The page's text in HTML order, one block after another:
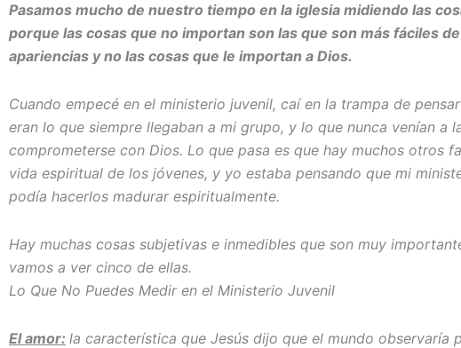
Pasamos mucho de nuestro tiempo en la iglesia midiendo las
porque las cosas que no importan son las que son más fáciles
apariencias y no las cosas que le importan a Dios.
Cuando empecé en el ministerio juvenil, caí en la trampa de
eran lo que siempre llegaban a mi grupo, y lo que nunca venían a
comprometerse con Dios. Lo que pasa es que hay muchos otros
vida espiritual de los jóvenes, y yo estaba pensando que mi
podía hacerlos madurar espiritualmente.
Hay muchas cosas subjetivas e inmedibles que son muy
vamos a ver cinco de ellas.
Lo Que No Puedes Medir en el Ministerio Juvenil
El amor: la característica que Jesús dijo que el mundo observaría